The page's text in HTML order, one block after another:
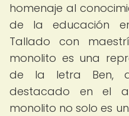
homenaje al
de la educación
Tallado con
monolito es una
de la letra Ben,
destacado en el
monolito no solo es